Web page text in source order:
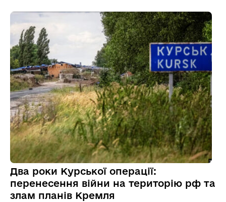
Два роки Курської операції:
перенесення війни на територію рф та
злам планів Кремля